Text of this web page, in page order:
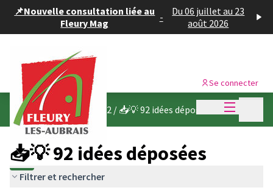
📌Nouvelle consultation liée au
Fleury Mag
-
Du 06 juillet au 23
août 2026
Menu
Se connecter
Budget participatif 2022 / 📥💡 92 idées déposées
📥💡 92 idées déposées
Filtrer et rechercher
Panneau de gestion des cookies